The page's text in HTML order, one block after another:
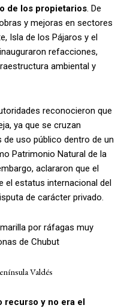
de los propietarios. De
y mejoras en sectores
Isla de los Pájaros y el
refacciones,
ambiental y
reconocieron que
ya que se cruzan
uso público dentro de un
Patrimonio Natural de la
aclararon que el
estatus internacional del
de carácter privado.
por ráfagas muy
de Chubut
Valdés
recurso y no era el